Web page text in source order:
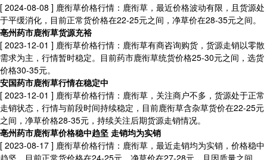
[ 2024-08-08 ] 鹿衔草价格行情：鹿衔草，最近价格波动有限，且货源处
于平缓消化，目前正常货价格在22-25元之间，净草价在28-35元之间。
亳州药市鹿衔草货源充裕
[ 2023-12-01 ] 鹿衔草价格行情：鹿衔草有商咨询购货，货源走销以零散
需求为主，行情暂时稳定。目前药市鹿衔草统货价格25-30元之间，选货
价格30-35元。
安国药市鹿衔草行情在稳定中
[ 2023-12-01 ] 鹿衔草价格行情：鹿衔草，关注商户不多，货源处于正常
走销状态，行情与前段时间持续稳定，目前鹿衔草含杂草货价在22-25元
之间，净草价格28-35元，持续关注后期货源走销情况。
亳州药市鹿衔草价格稳中趋坚 走销均为实销
[ 2023-08-17 ] 鹿衔草价格行情：鹿衔草，最近走销均为实销，价格稳中
趋坚，目前正常货价格在24-25元，净草价在27-28元，且因质量之间、